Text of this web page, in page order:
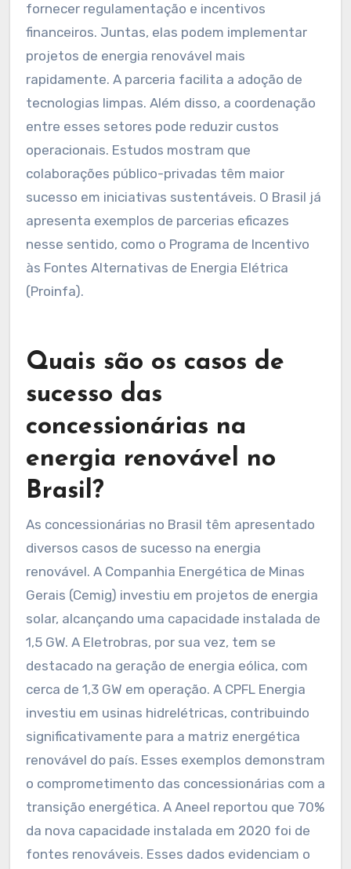
fornecer regulamentação e incentivos
financeiros. Juntas, elas podem implementar
projetos de energia renovável mais
rapidamente. A parceria facilita a adoção de
tecnologias limpas. Além disso, a coordenação
entre esses setores pode reduzir custos
operacionais. Estudos mostram que
colaborações público-privadas têm maior
sucesso em iniciativas sustentáveis. O Brasil já
apresenta exemplos de parcerias eficazes
nesse sentido, como o Programa de Incentivo
às Fontes Alternativas de Energia Elétrica
(Proinfa).
Quais são os casos de
sucesso das
concessionárias na
energia renovável no
Brasil?
As concessionárias no Brasil têm apresentado
diversos casos de sucesso na energia
renovável. A Companhia Energética de Minas
Gerais (Cemig) investiu em projetos de energia
solar, alcançando uma capacidade instalada de
1,5 GW. A Eletrobras, por sua vez, tem se
destacado na geração de energia eólica, com
cerca de 1,3 GW em operação. A CPFL Energia
investiu em usinas hidrelétricas, contribuindo